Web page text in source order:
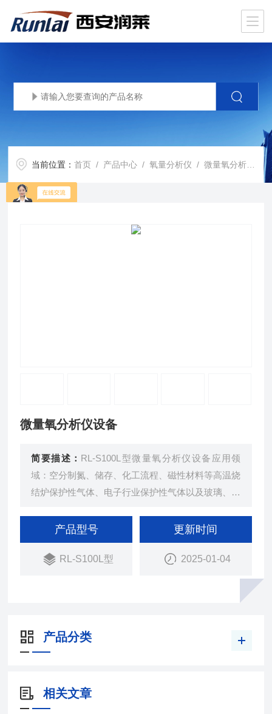
当前位置：首页 / 产品中心 /氧量分析仪 /微量氧分析仪 /
微量氧分析仪设备
简要描述： RL-S100L型微量氧分析仪设备应用领
域：空分制氮、储存、化工流程、磁性材料等高温烧
结炉保护性气体、电子行业保护性气体以及玻璃、建
产品型号
RL-S100L型
更新时间
2025-01-04
产品分类
相关文章